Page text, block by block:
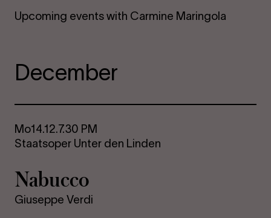
Upcoming events with Carmine Maringola
December
Mo14.12.7.30 PM
Staatsoper Unter den Linden
Nabucco
Giuseppe Verdi